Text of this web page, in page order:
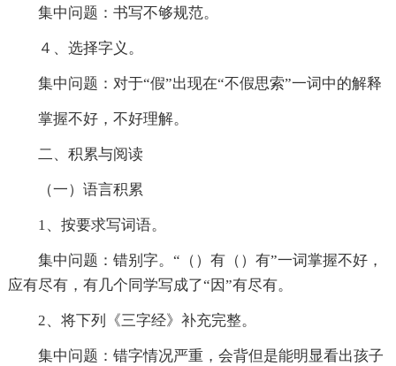
集中问题：书写不够规范。
４、选择字义。
集中问题：对于“假”出现在“不假思索”一词中的解释
掌握不好，不好理解。
二、积累与阅读
（一）语言积累
1、按要求写词语。
集中问题：错别字。“（）有（）有”一词掌握不好，
应有尽有，有几个同学写成了“因”有尽有。
2、将下列《三字经》补充完整。
集中问题：错字情况严重，会背但是能明显看出孩子